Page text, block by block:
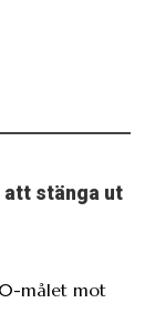
att stänga ut
0-målet mot